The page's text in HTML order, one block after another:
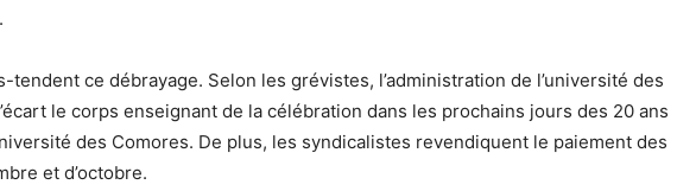
tendent ce débrayage. Selon les grévistes, l’administration de l’université des
le corps enseignant de la célébration dans les prochains jours des 20 ans
des Comores. De plus, les syndicalistes revendiquent le paiement des
et d’octobre.